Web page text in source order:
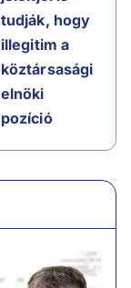
tudják, hogy
illegitim a
köztársasági
elnöki
pozíció